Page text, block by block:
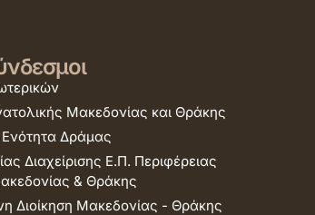
Μακεδονίας και Θράκης
Ενότητα Δράμας
Διαχείρισης Ε.Π. Περιφέρειας
& Θράκης
Διοίκηση Μακεδονίας - Θράκης